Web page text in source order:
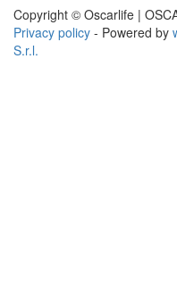
Copyright © Oscarlife |
Privacy policy - Powered by
S.r.l.